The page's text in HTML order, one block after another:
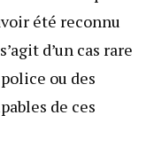
été reconnu
d’un cas rare
ou des
de ces